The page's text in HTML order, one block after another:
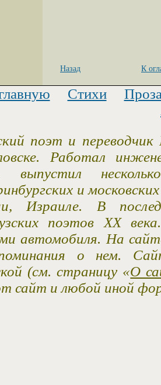
Назад К
Стихи
поэт и
Работал
выпустил
и
Израиле. В
поэтов XX
автомобиля. На
о нем.
(см. страницу «О
сайт и любой иной